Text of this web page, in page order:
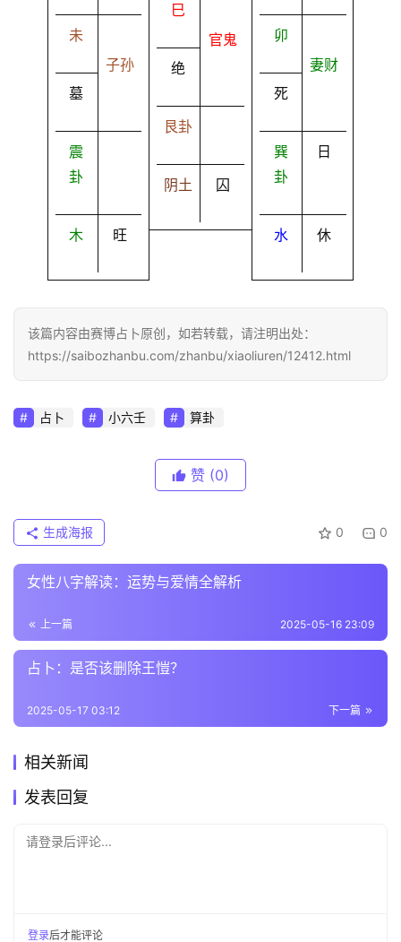
未
墓
子孙
震
卦
木 旺
巳
绝
官鬼
艮卦
阴土 囚
卯
死
妻财
巽
卦
日
水 休
该篇内容由赛博占卜原创，如若转载，请注明出处：
https://saibozhanbu.com/zhanbu/xiaoliuren/12412.html
占卜 小六壬 算卦
赞 (0)
0 0
生成海报
女性八字解读：运势与爱情全解析
上一篇 2025-05-16 23:09
占卜：是否该删除王愷？
下一篇
2025-05-17 03:12
相关新闻
发表回复
请登录后评论...
登录后才能评论